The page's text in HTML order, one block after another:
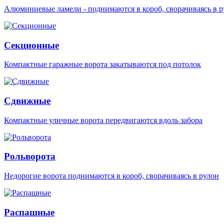
Алюминиевые ламели - поднимаются в короб, сворачиваясь в
Секционные
Компактные гаражные ворота закатываются под потолок
Сдвижные
Компактные уличные ворота передвигаются вдоль забора
Рольворота
Недорогие ворота поднимаются в короб, сворачиваясь в рулон
Распашные